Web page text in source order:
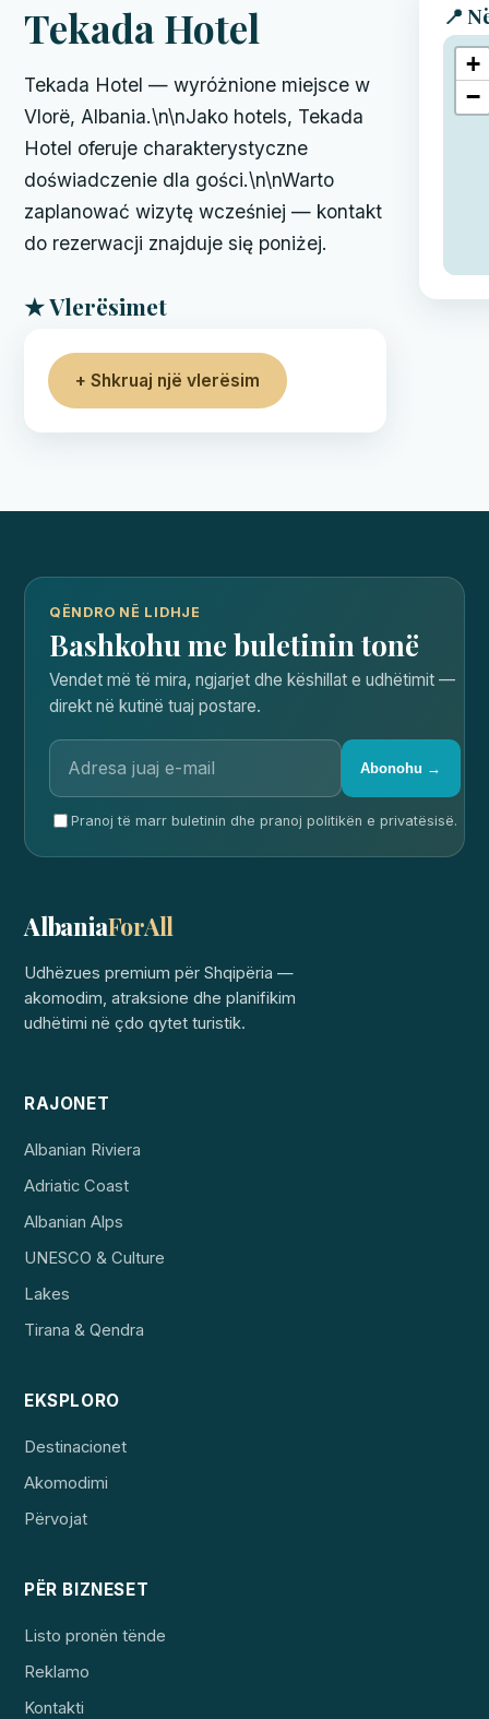
Tekada Hotel
Tekada Hotel — wyróżnione miejsce w
Vlorë, Albania.\n\nJako hotels, Tekada
Hotel oferuje charakterystyczne
doświadczenie dla gości.\n\nWarto
zaplanować wizytę wcześniej — kontakt
do rezerwacji znajduje się poniżej.
★ Vlerësimet
+ Shkruaj një vlerësim
📍
+
−
QËNDRO NË LIDHJE
Bashkohu me buletinin tonë
Vendet më të mira, ngjarjet dhe këshillat e udhëtimit —
direkt në kutinë tuaj postare.
Abonohu →
Pranoj të marr buletinin dhe pranoj politikën e privatësisë.
AlbaniaForAll
Udhëzues premium për Shqipëria —
akomodim, atraksione dhe planifikim
udhëtimi në çdo qytet turistik.
RAJONET
Albanian Riviera
Adriatic Coast
Albanian Alps
UNESCO & Culture
Lakes
Tirana & Qendra
EKSPLORO
Destinacionet
Akomodimi
Përvojat
PËR BIZNESET
Listo pronën tënde
Reklamo
Kontakti